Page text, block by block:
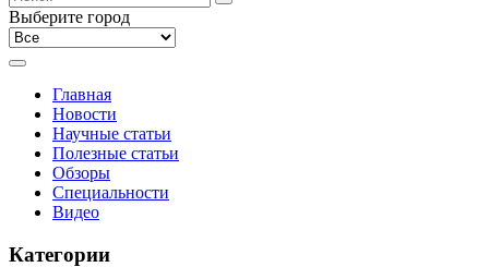
Выберите город
Главная
Новости
Научные статьи
Полезные статьи
Обзоры
Специальности
Видео
Категории